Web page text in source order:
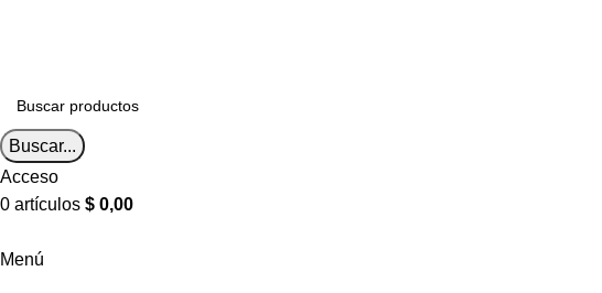
Buscar...
Acceso
0 artículos $ 0,00
Menú